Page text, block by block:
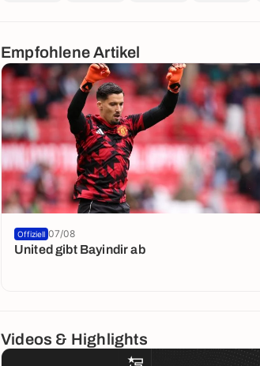
Empfohlene Artikel
United gibt Bayindir ab
Offiziell 07/08
Videos & Highlights